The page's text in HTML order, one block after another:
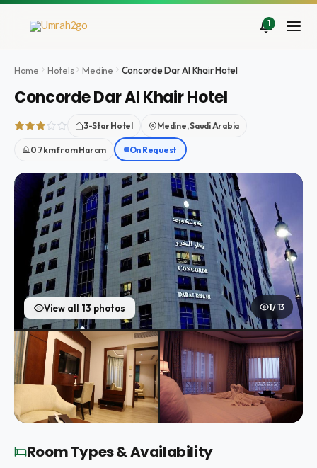
Aller
1
Home Hotels Medine Concorde Dar Al Khair Hotel
Concorde Dar Al Khair Hotel
3-Star Hotel Medine, Saudi Arabia
0.7km from Haram On Request
View all 13 photos 1 / 13
Room Types & Availability